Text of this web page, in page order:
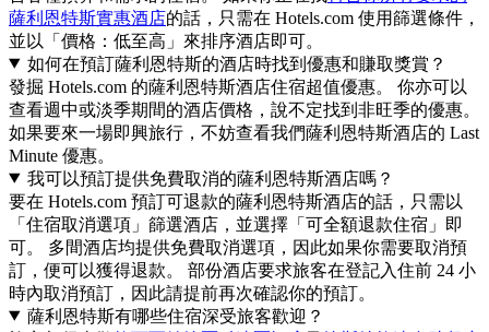
薩利恩特斯實惠酒店的話，只需在 Hotels.com 使用篩選條件，
並以「價格：低至高」來排序酒店即可。
如何在預訂薩利恩特斯的酒店時找到優惠和賺取獎賞？
發掘 Hotels.com 的薩利恩特斯酒店住宿超值優惠。 你亦可以
查看週中或淡季期間的酒店價格，說不定找到非旺季的優惠。
如果要來一場即興旅行，不妨查看我們薩利恩特斯酒店的 Last
Minute 優惠。
我可以預訂提供免費取消的薩利恩特斯酒店嗎？
要在 Hotels.com 預訂可退款的薩利恩特斯酒店的話，只需以
「住宿取消選項」篩選酒店，並選擇「可全額退款住宿」即
可。 多間酒店均提供免費取消選項，因此如果你需要取消預
訂，便可以獲得退款。 部份酒店要求旅客在登記入住前 24 小
時內取消預訂，因此請提前再次確認你的預訂。
薩利恩特斯有哪些住宿深受旅客歡迎？